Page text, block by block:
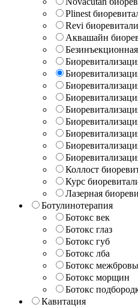
Plinest
Revi
Аквашайн
Коллост
Курс
Лазерная
Ботулинотерапия
Ботокс век
Ботокс глаз
Ботокс губ
Ботокс лба
Ботокс
Ботокс морщин
Ботокс
Кавитация